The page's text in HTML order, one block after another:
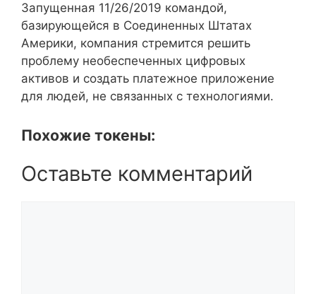
Запущенная 11/26/2019 командой,
базирующейся в Соединенных Штатах
Америки, компания стремится решить
проблему необеспеченных цифровых
активов и создать платежное приложение
для людей, не связанных с технологиями.
Похожие токены:
Оставьте комментарий